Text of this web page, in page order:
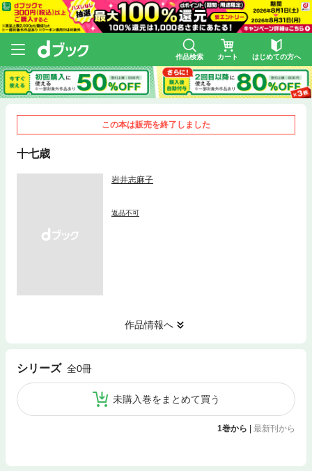
作品検索 カート はじめての方へ
この本は販売を終了しました
十七歳
岩井志麻子
返品不可
作品情報へ
シリーズ 全0冊
未購入巻をまとめて買う
1巻から 最新刊から